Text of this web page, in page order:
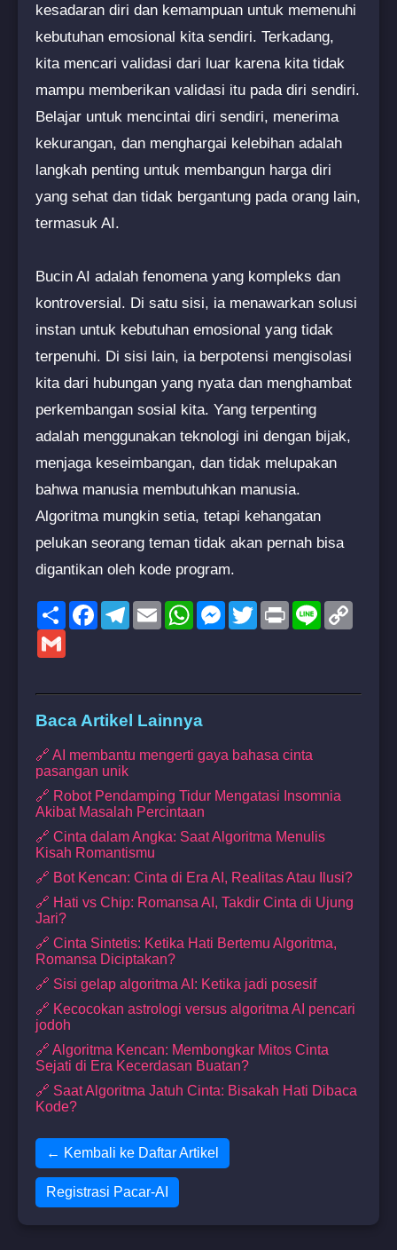
kesadaran diri dan kemampuan untuk memenuhi
kebutuhan emosional kita sendiri. Terkadang,
kita mencari validasi dari luar karena kita tidak
mampu memberikan validasi itu pada diri sendiri.
Belajar untuk mencintai diri sendiri, menerima
kekurangan, dan menghargai kelebihan adalah
langkah penting untuk membangun harga diri
yang sehat dan tidak bergantung pada orang lain,
termasuk AI.
Bucin AI adalah fenomena yang kompleks dan
kontroversial. Di satu sisi, ia menawarkan solusi
instan untuk kebutuhan emosional yang tidak
terpenuhi. Di sisi lain, ia berpotensi mengisolasi
kita dari hubungan yang nyata dan menghambat
perkembangan sosial kita. Yang terpenting
adalah menggunakan teknologi ini dengan bijak,
menjaga keseimbangan, dan tidak melupakan
bahwa manusia membutuhkan manusia.
Algoritma mungkin setia, tetapi kehangatan
pelukan seorang teman tidak akan pernah bisa
digantikan oleh kode program.
ShareFacebookTelegram
EmailWhatsAppMessenger
TwitterPrint Line
Baca Artikel Lainnya
🔗 AI membantu mengerti gaya bahasa cinta
pasangan unik
🔗 Robot Pendamping Tidur Mengatasi Insomnia
Akibat Masalah Percintaan
🔗 Cinta dalam Angka: Saat Algoritma Menulis
Kisah Romantismu
🔗 Bot Kencan: Cinta di Era AI, Realitas Atau Ilusi?
🔗 Hati vs Chip: Romansa AI, Takdir Cinta di Ujung
Jari?
🔗 Cinta Sintetis: Ketika Hati Bertemu Algoritma,
Romansa Diciptakan?
🔗 Sisi gelap algoritma AI: Ketika jadi posesif
🔗 Kecocokan astrologi versus algoritma AI pencari
jodoh
🔗 Algoritma Kencan: Membongkar Mitos Cinta
Sejati di Era Kecerdasan Buatan?
🔗 Saat Algoritma Jatuh Cinta: Bisakah Hati Dibaca
Kode?
← Kembali ke Daftar Artikel
Registrasi Pacar-AI